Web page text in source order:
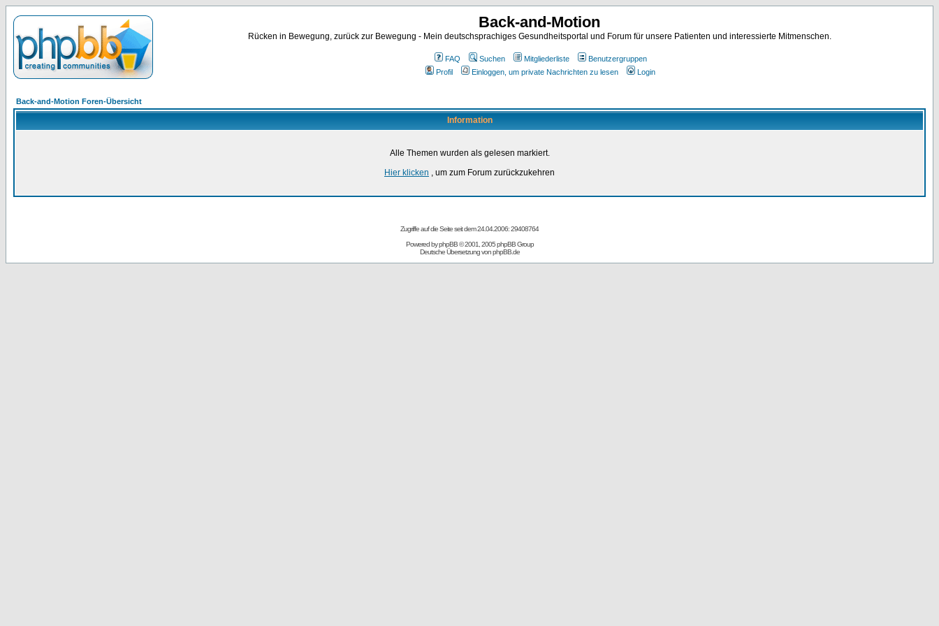
Back-and-Motion
Rücken in Bewegung, zurück zur Bewegung - Mein deutschsprachiges Gesundheitsportal und Forum für unsere Patienten und interessierte Mitmenschen.
FAQ Suchen Mitgliederliste
Benutzergruppen
Profil
Einloggen, um private Nachrichten zu lesen Login
Back-and-Motion Foren-Übersicht
Information
Alle Themen wurden als gelesen markiert.
Hier klicken , um zum Forum zurückzukehren
Zugriffe auf die Seite seit dem 24.04.2006: 29408764
Powered byphpBB© 2001, 2005 phpBB Group
Deutsche Übersetzung vonphpBB.de